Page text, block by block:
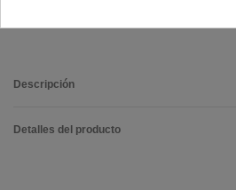
Descripción
Detalles del producto